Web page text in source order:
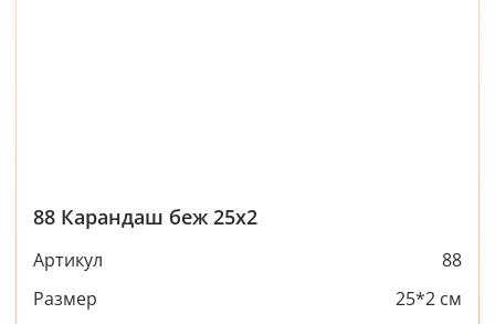
88 Карандаш беж 25х2
Артикул
88
Размер
25*2 см